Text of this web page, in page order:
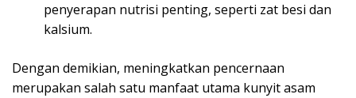
penyerapan nutrisi penting, seperti zat besi dan
kalsium.
Dengan demikian, meningkatkan pencernaan
merupakan salah satu manfaat utama kunyit asam